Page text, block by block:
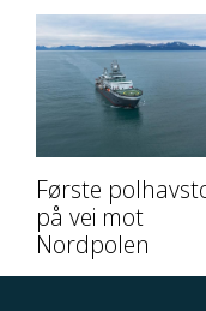
Første
på vei mot
Nordpolen